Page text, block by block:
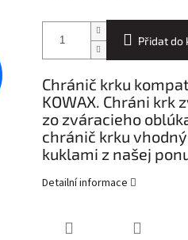
Přidat do
Chránič krku
KOWAX. Chráni krk
zo zváracieho
chránič krku
kuklami z našej
Detailní informace